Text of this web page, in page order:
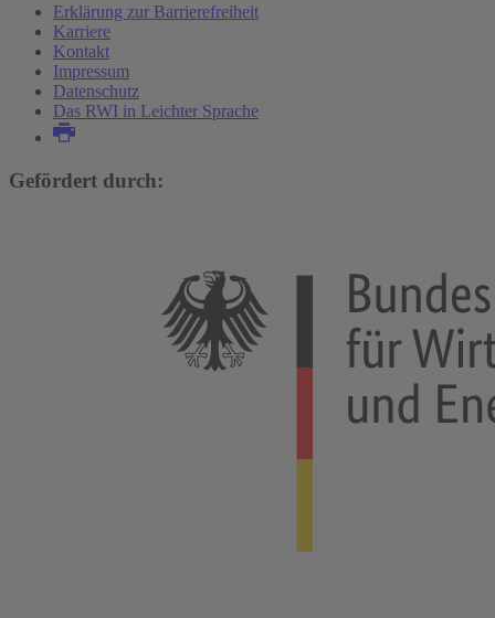
Erklärung zur Barrierefreiheit
Karriere
Kontakt
Impressum
Datenschutz
Das RWI in Leichter Sprache
Gefördert durch: